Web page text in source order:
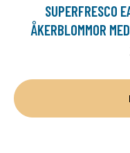
SUPERFRESCO
ÅKERBLOMMOR